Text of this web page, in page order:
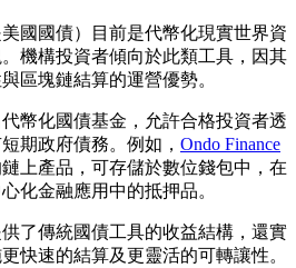
國國債）目前是代幣化現實世界資
機構投資者傾向於此類工具，因其
區塊鏈結算的運營優勢。
幣化國債基金，允許合格投資者透
期政府債務。例如， Ondo Finance
上產品，可存儲於數位錢包中，在
化金融應用中的抵押品。
了傳統國債工具的收益結構，還實
快速的結算及更靈活的可轉讓性。